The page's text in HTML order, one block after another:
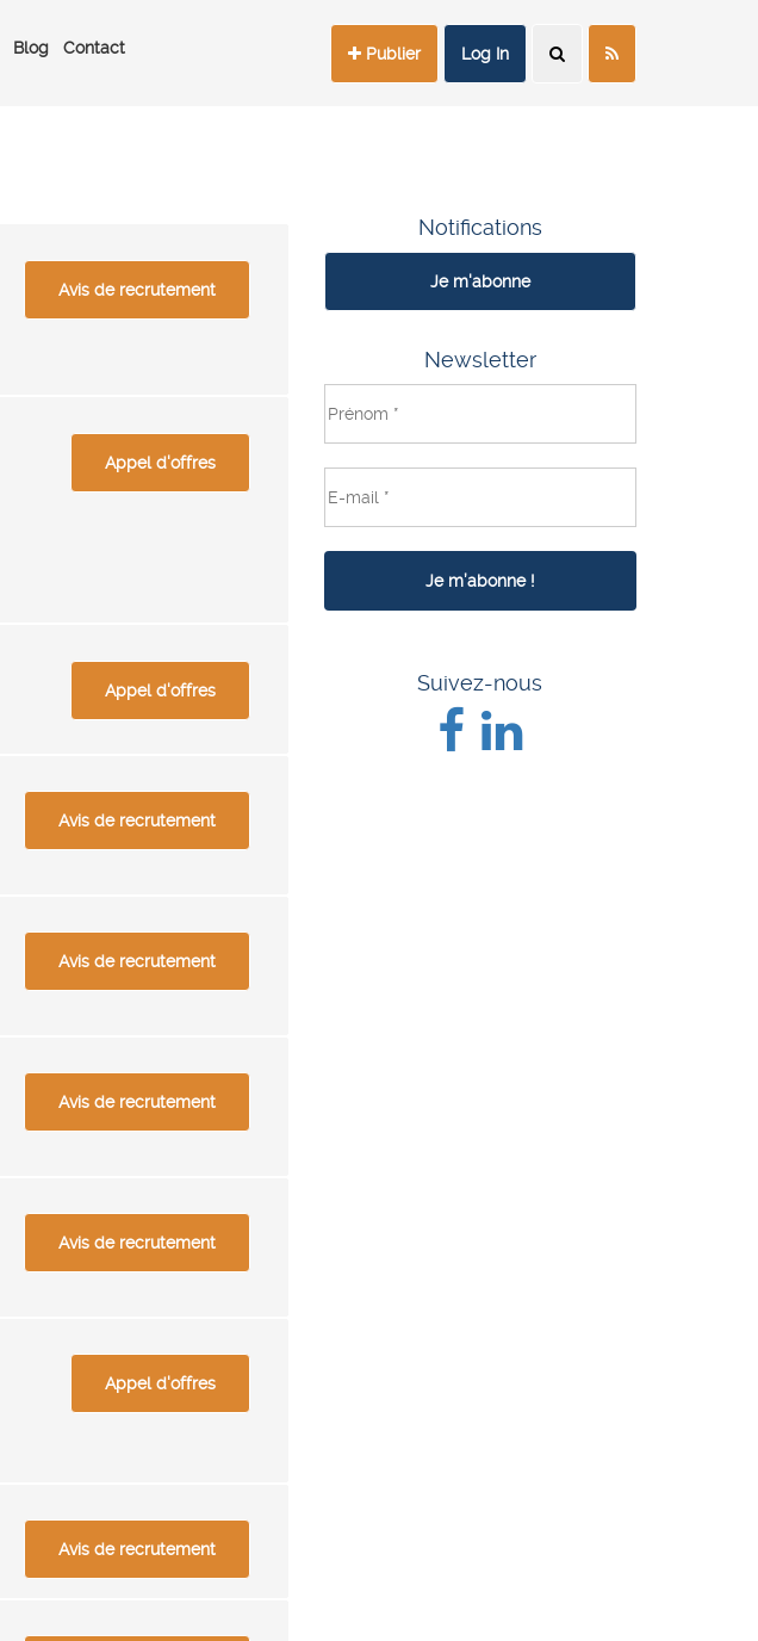
Blog Contact Publier Log In
Avis de recrutement
Appel d'offres
Appel d'offres
Avis de recrutement
Avis de recrutement
Avis de recrutement
Avis de recrutement
Appel d'offres
Avis de recrutement
Notifications
Je m'abonne
Newsletter
Suivez-nous